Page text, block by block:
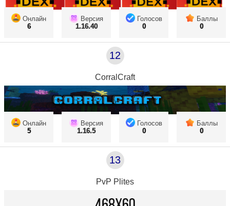
Онлайн
6
Версия
1.16.40
Голосов
0
Баллы
0
12
CorralCraft
Онлайн
5
Версия
1.16.5
Голосов
0
Баллы
0
13
PvP Plites